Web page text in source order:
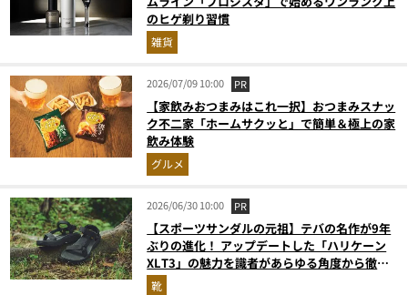
のヒゲ剃り習慣
雑貨
2026/07/09 10:00 PR
【家飲みおつまみはこれ一択】おつまみスナッ
ク不二家「ホームサクッと」で簡単＆極上の家
飲み体験
グルメ
2026/06/30 10:00 PR
【スポーツサンダルの元祖】テバの名作が9年
ぶりの進化！ アップデートした「ハリケーン
XLT3」の魅力を識者があらゆる角度から徹底
解説！
靴